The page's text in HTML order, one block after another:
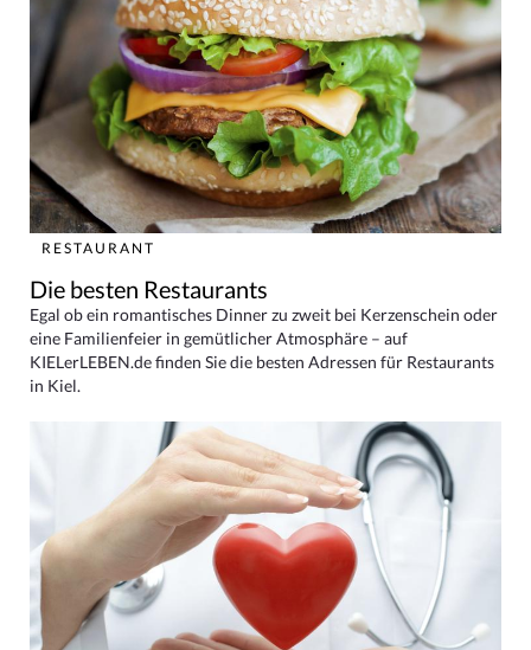
RESTAURANT
Die besten Restaurants
Egal ob ein romantisches Dinner zu zweit bei Kerzenschein oder
eine Familienfeier in gemütlicher Atmosphäre – auf
KIELerLEBEN.de finden Sie die besten Adressen für Restaurants
in Kiel.